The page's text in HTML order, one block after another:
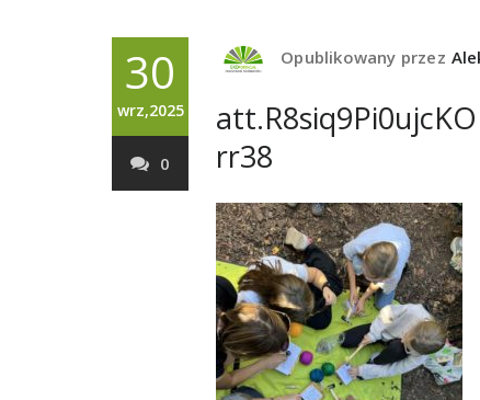
30
wrz,2025
0
Opublikowany przez
rr38